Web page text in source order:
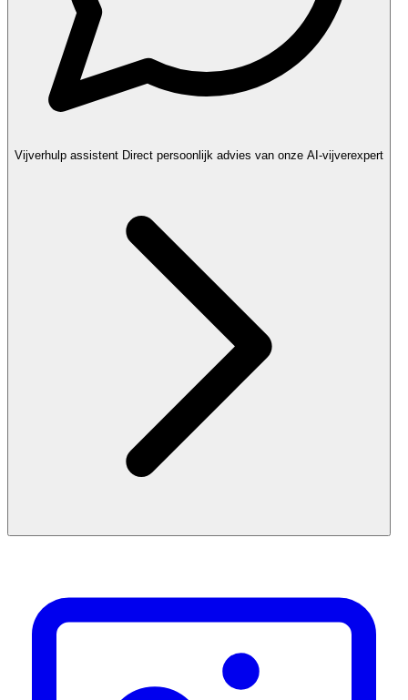
Vijverhulp assistent Direct persoonlijk advies van onze AI-vijverexpert